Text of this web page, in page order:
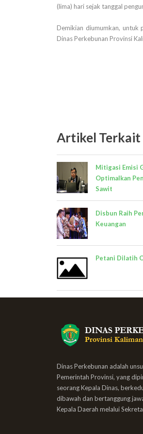
(lima) hari sejak tanggal
Demikian diumumkan, untuk
Dinas Perkebunan Provinsi
Artikel Terkait
Mitigasi Emisi
Optimalkan
Sawit
Disbun Raih
Keuangan
Petani Dilatih
Dinas Perkebunan adalah
Pemerintah Provinsi, yang
seorang Kepala Dinas,
dibawah dan bertanggung
Kepala Daerah melalui